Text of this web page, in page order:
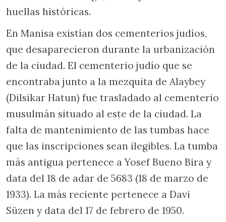
huellas históricas.
En Manisa existían dos cementerios judíos,
que desaparecieron durante la urbanización
de la ciudad. El cementerio judío que se
encontraba junto a la mezquita de Alaybey
(Dilsikar Hatun) fue trasladado al cementerio
musulmán situado al este de la ciudad. La
falta de mantenimiento de las tumbas hace
que las inscripciones sean ilegibles. La tumba
más antigua pertenece a Yosef Bueno Bira y
data del 18 de adar de 5683 (18 de marzo de
1933). La más reciente pertenece a Davi
Süzen y data del 17 de febrero de 1950.